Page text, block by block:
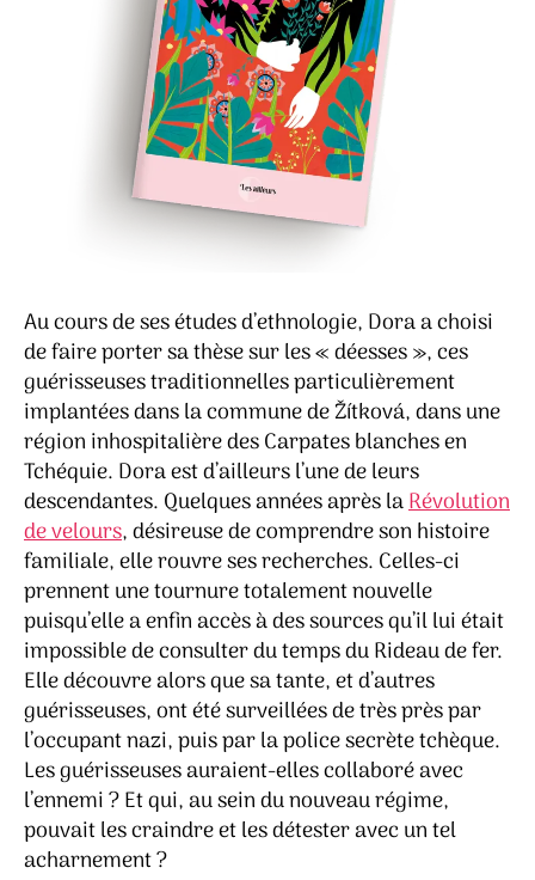
Au cours de ses études d’ethnologie, Dora a choisi
de faire porter sa thèse sur les « déesses », ces
guérisseuses traditionnelles particulièrement
implantées dans la commune de Žítková, dans une
région inhospitalière des Carpates blanches en
Tchéquie. Dora est d’ailleurs l’une de leurs
descendantes. Quelques années après laRévolution
de velours, désireuse de comprendre son histoire
familiale, elle rouvre ses recherches. Celles-ci
prennent une tournure totalement nouvelle
puisqu’elle a enfin accès à des sources qu’il lui était
impossible de consulter du temps du Rideau de fer.
Elle découvre alors que sa tante, et d’autres
guérisseuses, ont été surveillées de très près par
l’occupant nazi, puis par la police secrète tchèque.
Les guérisseuses auraient-elles collaboré avec
l’ennemi ? Et qui, au sein du nouveau régime,
pouvait les craindre et les détester avec un tel
acharnement ?